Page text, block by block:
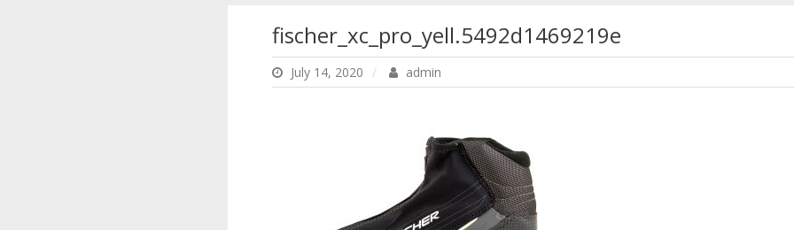
fischer_xc_pro_yell.5492d1469219e
July 14, 2020 admin